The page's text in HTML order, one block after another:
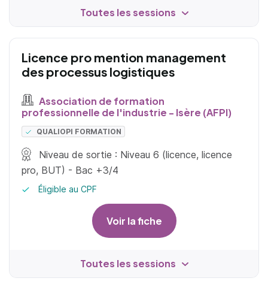
Toutes les sessions
Licence pro mention management
des processus logistiques
Association de formation
professionnelle de l'industrie - Isère (AFPI)
QUALIOPI FORMATION
Niveau de sortie : Niveau 6 (licence, licence
pro, BUT) - Bac +3/4
Éligible au CPF
Voir la fiche
Toutes les sessions